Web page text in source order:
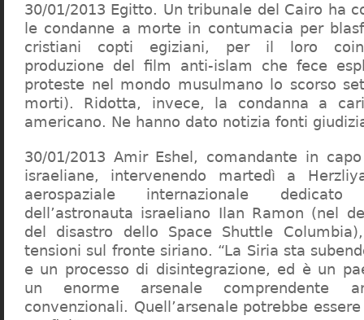
30/01/2013 Egitto. Un tribunale del Cairo ha
le condanne a morte in contumacia per
cristiani copti egiziani, per il loro
produzione del film anti-islam che fece
proteste nel mondo musulmano lo scorso
morti). Ridotta, invece, la condanna a
americano. Ne hanno dato notizia fonti
30/01/2013 Amir Eshel, comandante in
israeliane, intervenendo martedì a
aerospaziale internazionale
dell’astronauta israeliano Ilan Ramon (nel
del disastro dello Space Shuttle
tensioni sul fronte siriano. “La Siria sta
e un processo di disintegrazione, ed è un
un enorme arsenale comprendente
convenzionali. Quell’arsenale potrebbe